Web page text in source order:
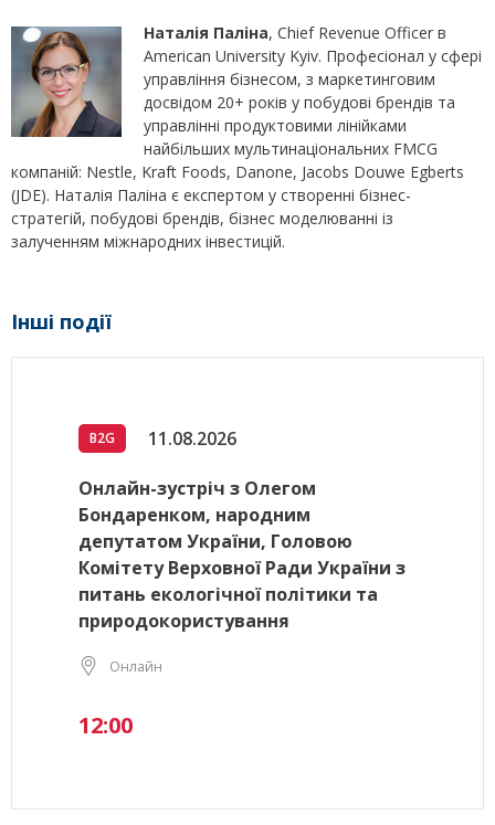
Наталія Паліна, Chief Revenue Officer в
American University Kyiv. Професіонал у сфері
управління бізнесом, з маркетинговим
досвідом 20+ років у побудові брендів та
управлінні продуктовими лінійками
найбільших мультинаціональних FMCG
компаній: Nestle, Kraft Foods, Danone, Jacobs Douwe Egberts
(JDE). Наталія Паліна є експертом у створенні бізнес-
стратегій, побудові брендів, бізнес моделюванні із
залученням міжнародних інвестицій.
Інші події
B2G 11.08.2026
Онлайн-зустріч з Олегом
Бондаренком, народним
депутатом України, Головою
Комітету Верховної Ради України з
питань екологічної політики та
природокористування
Онлайн
12:00